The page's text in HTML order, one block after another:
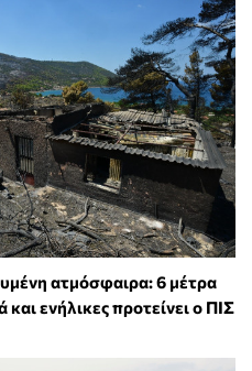
ατμόσφαιρα: 6 μέτρα
και ενήλικες προτείνει ο ΠΙΣ